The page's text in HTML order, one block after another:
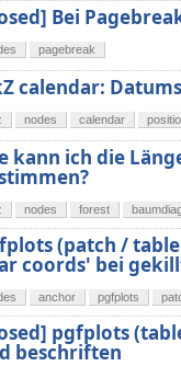
Bei
pagebreak
calendar:
nodes calendar
kann ich die
nodes forest
(patch /
coords' bei
anchor pgfplots
pgfplots
beschriften